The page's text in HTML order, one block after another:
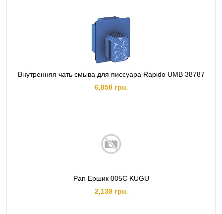
Внутренняя чать смыва для писсуара Rapido UMB 38787
6,858 грн.
Pan Ершик 005C KUGU
2,139 грн.